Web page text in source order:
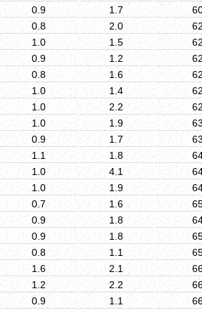
0.9 1.7
0.8 2.0
1.0 1.5
0.9 1.2
0.8 1.6
1.0 1.4
1.0 2.2
1.0 1.9
0.9 1.7
1.1 1.8
1.0 4.1
1.0 1.9
0.7 1.6
0.9 1.8
0.9 1.8
0.8 1.1
1.6 2.1
1.2 2.2
0.9 1.1